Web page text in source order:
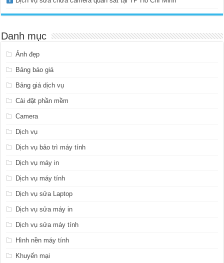
Danh mục
Ảnh đẹp
Bảng báo giá
Bảng giá dịch vụ
Cài đặt phần mềm
Camera
Dịch vụ
Dịch vụ bảo trì máy tính
Dịch vụ máy in
Dịch vụ máy tính
Dịch vụ sửa Laptop
Dịch vụ sửa máy in
Dịch vụ sửa máy tính
Hình nền máy tính
Khuyến mại